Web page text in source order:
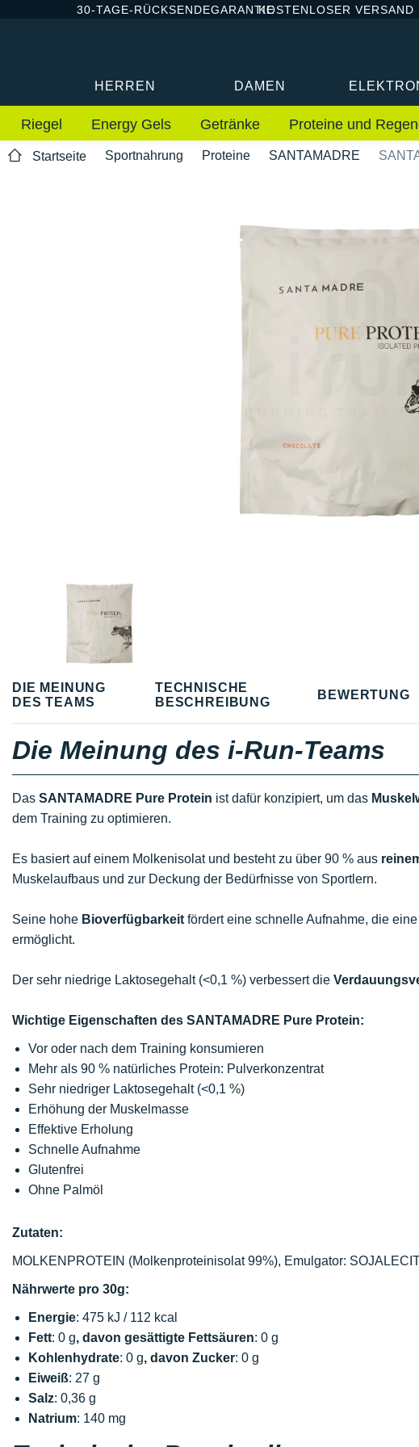
30-TAGE-RÜCKSENDEGARANTIEKOSTENLOSER VERSAND
HERREN DAMEN
Riegel Energy Gels Getränke Proteine und
Startseite Sportnahrung Proteine SANTAMADRE
DIE MEINUNG
DES TEAMS
TECHNISCHE
BESCHREIBUNG
BEWERTUNG
Die Meinung des i-Run-Teams
Das SANTAMADRE Pure Protein ist dafür konzipiert, um das
dem Training zu optimieren.
Es basiert auf einem Molkenisolat und besteht zu über 90 % aus
Muskelaufbaus und zur Deckung der Bedürfnisse von Sportlern.
Seine hohe Bioverfügbarkeit fördert eine schnelle Aufnahme, die
ermöglicht.
Der sehr niedrige Laktosegehalt (<0,1 %) verbessert die
Wichtige Eigenschaften des SANTAMADRE Pure Protein:
Vor oder nach dem Training konsumieren
Mehr als 90 % natürliches Protein: Pulverkonzentrat
Sehr niedriger Laktosegehalt (<0,1 %)
Erhöhung der Muskelmasse
Effektive Erholung
Schnelle Aufnahme
Glutenfrei
Ohne Palmöl
Zutaten:
MOLKENPROTEIN (Molkenproteinisolat 99%), Emulgator:
Nährwerte pro 30g:
Energie: 475 kJ / 112 kcal
Fett: 0 g, davon gesättigte Fettsäuren: 0 g
Kohlenhydrate: 0 g, davon Zucker: 0 g
Eiweiß: 27 g
Salz: 0,36 g
Natrium: 140 mg